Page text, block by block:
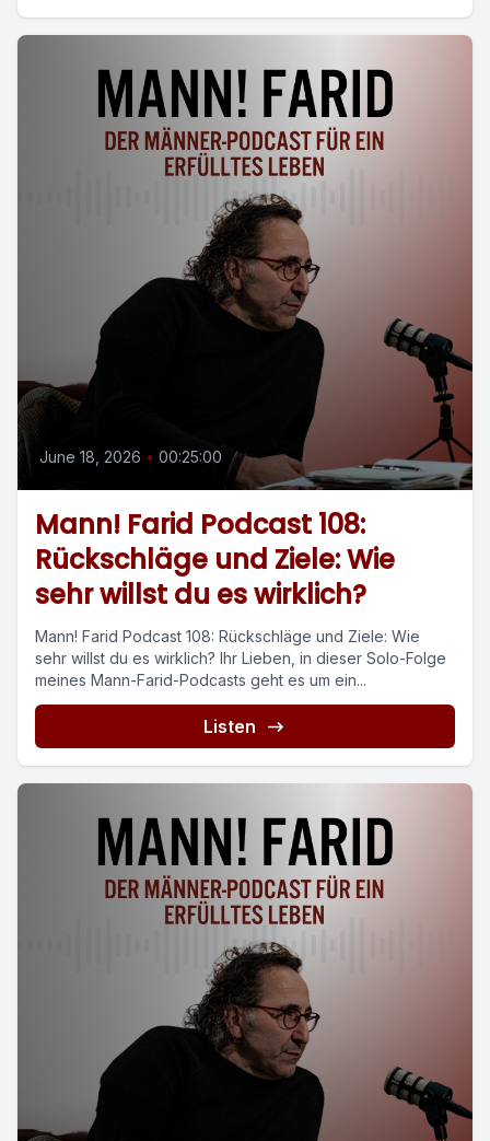
June 18, 2026 • 00:25:00
Mann! Farid Podcast 108:
Rückschläge und Ziele: Wie
sehr willst du es wirklich?
Mann! Farid Podcast 108: Rückschläge und Ziele: Wie
sehr willst du es wirklich? Ihr Lieben, in dieser Solo-Folge
meines Mann-Farid-Podcasts geht es um ein...
Listen